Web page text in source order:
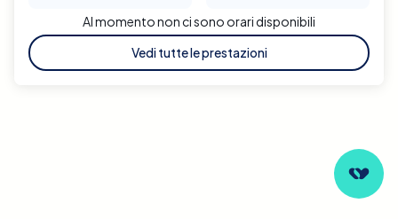
Al momento non ci sono orari disponibili
Vedi tutte le prestazioni